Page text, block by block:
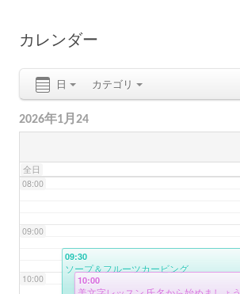
カレンダー
日 カテゴリ
2026年1月24
全日
05:00
06:00
07:00
08:00
09:00
10:00
09:30
ソープ＆フルーツカービング
10:00